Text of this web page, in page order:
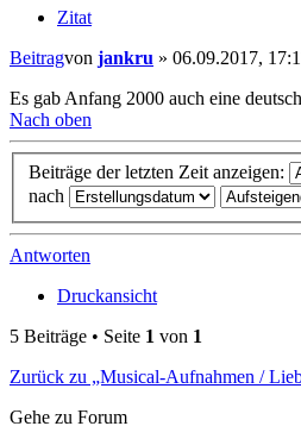
Zitat
Beitragvon jankru » 06.09.2017,
Es gab Anfang 2000 auch eine
Nach oben
Beiträge der letzten Zeit anzeigen:
nach
Antworten
Druckansicht
5 Beiträge • Seite 1 von 1
Zurück zu „Musical-Aufnahmen /
Gehe zu Forum